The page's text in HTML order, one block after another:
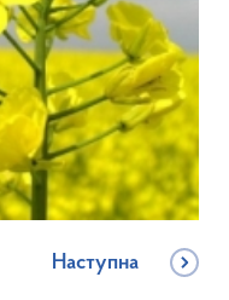
Наступна